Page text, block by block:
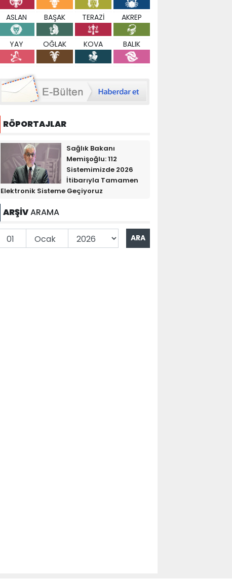
ASLAN BAŞAK TERAZİ AKREP
YAY OĞLAK KOVA BALIK
RÖPORTAJLAR
Sağlık Bakanı
Memişoğlu: 112
Sistemimizde 2026
İtibarıyla Tamamen
Elektronik Sisteme Geçiyoruz
ARŞİVARAMA